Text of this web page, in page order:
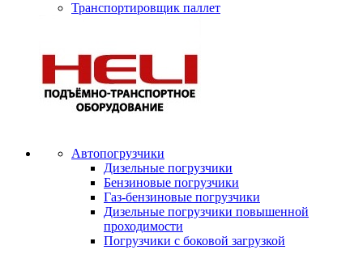
Транспортировщик паллет
Автопогрузчики
Дизельные погрузчики
Бензиновые погрузчики
Газ-бензиновые погрузчики
Дизельные погрузчики повышенной
проходимости
Погрузчики с боковой загрузкой